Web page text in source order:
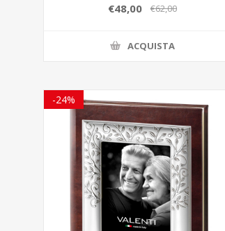
€48,00 €62,00
ACQUISTA
-24%